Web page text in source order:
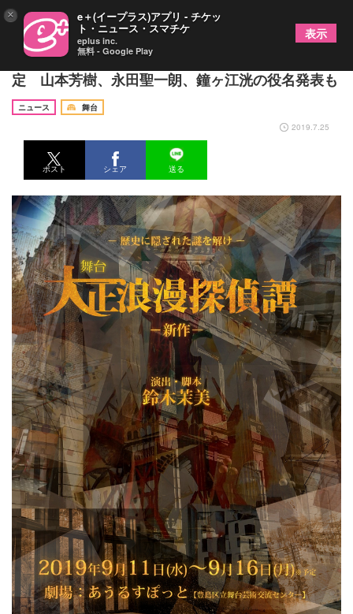
土井一海が舞台『大正浪漫探偵譚-新作-』に出演決
定 山本芳樹、永田聖一朗、鐘ヶ江洸の役名発表も
ニュース
舞台
2019.7.25
ポスト シェア 送る
× e＋(イープラス)アプリ - チケッ
ト・ニュース・スマチケ
eplus inc.
無料 - Google Play
表示